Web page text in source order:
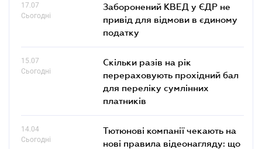
17.07
Сьогодні
Заборонений КВЕД у ЄДР не
привід для відмови в єдиному
податку
15.07
Сьогодні
Скільки разів на рік
перераховують прохідний бал
для переліку сумлінних
платників
14.04
Сьогодні
Тютюнові компанії чекають на
нові правила відеонагляду: що